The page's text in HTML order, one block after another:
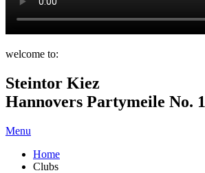
welcome to:
Steintor Kiez
Hannovers Partymeile No. 1
Menu
Home
Clubs